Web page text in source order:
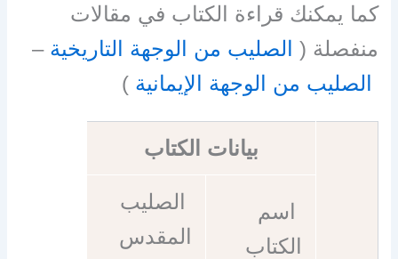
كما يمكنك قراءة الكتاب في مقالات
منفصلة ( الصليب من الوجهة التاريخية –
الصليب من الوجهة الإيمانية )
بيانات الكتاب
اسم
الكتاب
الصليب
المقدس